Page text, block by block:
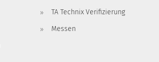
TA Technix Verifizierung
Messen